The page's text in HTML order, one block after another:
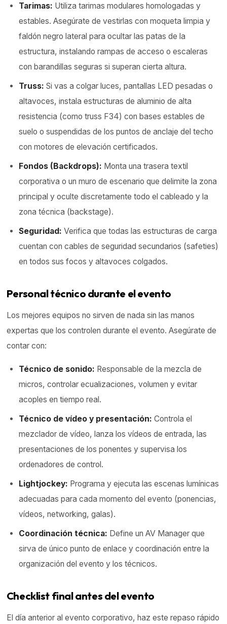
Tarimas: Utiliza tarimas modulares homologadas y
estables. Asegúrate de vestirlas con moqueta limpia y
faldón negro lateral para ocultar las patas de la
estructura, instalando rampas de acceso o escaleras
con barandillas seguras si superan cierta altura.
Truss: Si vas a colgar luces, pantallas LED pesadas o
altavoces, instala estructuras de aluminio de alta
resistencia (como truss F34) con bases estables de
suelo o suspendidas de los puntos de anclaje del techo
con motores de elevación certificados.
Fondos (Backdrops): Monta una trasera textil
corporativa o un muro de escenario que delimite la zona
principal y oculte discretamente todo el cableado y la
zona técnica (backstage).
Seguridad: Verifica que todas las estructuras de carga
cuentan con cables de seguridad secundarios (safeties)
en todos sus focos y altavoces colgados.
Personal técnico durante el evento
Los mejores equipos no sirven de nada sin las manos
expertas que los controlen durante el evento. Asegúrate de
contar con:
Técnico de sonido: Responsable de la mezcla de
micros, controlar ecualizaciones, volumen y evitar
acoples en tiempo real.
Técnico de vídeo y presentación: Controla el
mezclador de vídeo, lanza los vídeos de entrada, las
presentaciones de los ponentes y supervisa los
ordenadores de control.
Lightjockey: Programa y ejecuta las escenas lumínicas
adecuadas para cada momento del evento (ponencias,
vídeos, networking, galas).
Coordinación técnica: Define un AV Manager que
sirva de único punto de enlace y coordinación entre la
organización del evento y los técnicos.
Checklist final antes del evento
El día anterior al evento corporativo, haz este repaso rápido